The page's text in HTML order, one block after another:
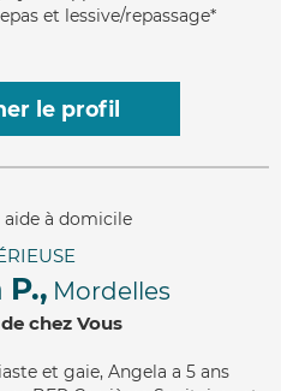
et lessive/repassage*
le profil
Mordelles
chez Vous
et gaie, Angela a 5 ans